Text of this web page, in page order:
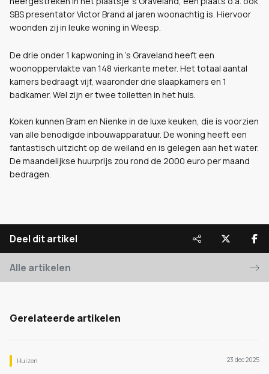
SBS presentator Victor Brand al jaren woonachtig is. Hiervoor
woonden zij in leuke woning in Weesp.
De drie onder 1 kapwoning in 's Graveland heeft een
woonoppervlakte van 148 vierkante meter. Het totaal aantal
kamers bedraagt vijf, waaronder drie slaapkamers en 1
badkamer. Wel zijn er twee toiletten in het huis.
Koken kunnen Bram en Nienke in de luxe keuken, die is voorzien
van alle benodigde inbouwapparatuur. De woning heeft een
fantastisch uitzicht op de weiland en is gelegen aan het water.
De maandelijkse huurprijs zou rond de 2000 euro per maand
bedragen.
Deel dit artikel
Alle artikelen
Gerelateerde artikelen
Huizen 23 dec 2025